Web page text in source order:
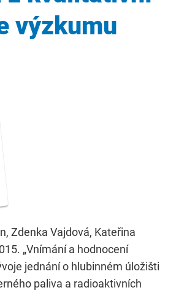
výzkumu
Zdenka Vajdová, Kateřina
„Vnímání a hodnocení
jednání o hlubinném úložišti
paliva a radioaktivních